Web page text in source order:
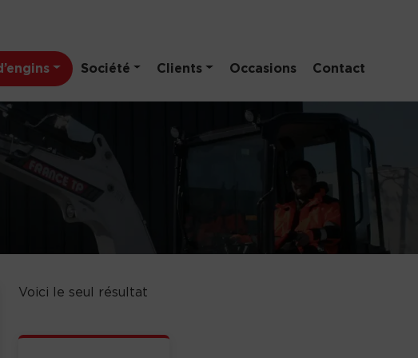
Société Clients Occasions Contact
Voici le seul résultat